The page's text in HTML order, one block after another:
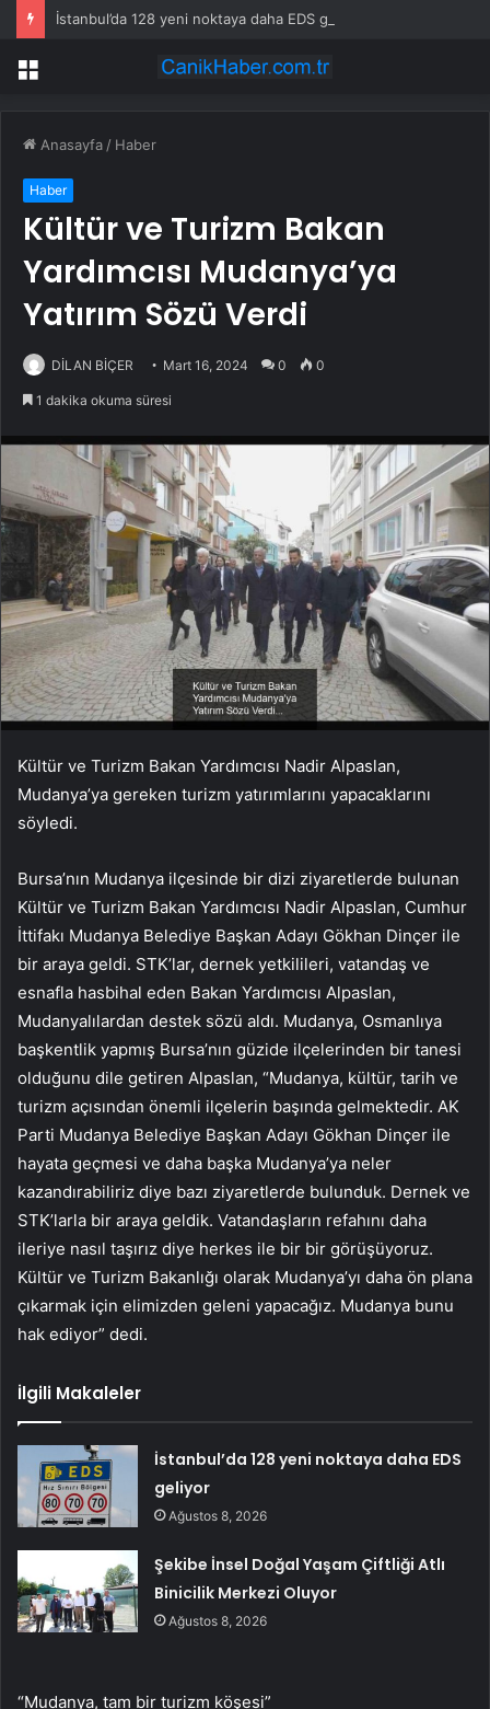
İstanbul’da 128 yeni noktaya daha EDS geliyor
Menü
Anasayfa / Haber
Haber
Kültür ve Turizm Bakan
Yardımcısı Mudanya’ya
Yatırım Sözü Verdi
DİLAN BİÇER Mart 16, 2024 0 0
1 dakika okuma süresi
Kültür ve Turizm Bakan Yardımcısı Nadir Alpaslan,
Mudanya’ya gereken turizm yatırımlarını yapacaklarını
söyledi.
Bursa’nın Mudanya ilçesinde bir dizi ziyaretlerde bulunan
Kültür ve Turizm Bakan Yardımcısı Nadir Alpaslan, Cumhur
İttifakı Mudanya Belediye Başkan Adayı Gökhan Dinçer ile
bir araya geldi. STK’lar, dernek yetkilileri, vatandaş ve
esnafla hasbihal eden Bakan Yardımcısı Alpaslan,
Mudanyalılardan destek sözü aldı. Mudanya, Osmanlıya
başkentlik yapmış Bursa’nın güzide ilçelerinden bir tanesi
olduğunu dile getiren Alpaslan, “Mudanya, kültür, tarih ve
turizm açısından önemli ilçelerin başında gelmektedir. AK
Parti Mudanya Belediye Başkan Adayı Gökhan Dinçer ile
hayata geçmesi ve daha başka Mudanya’ya neler
kazandırabiliriz diye bazı ziyaretlerde bulunduk. Dernek ve
STK’larla bir araya geldik. Vatandaşların refahını daha
ileriye nasıl taşırız diye herkes ile bir bir görüşüyoruz.
Kültür ve Turizm Bakanlığı olarak Mudanya’yı daha ön plana
çıkarmak için elimizden geleni yapacağız. Mudanya bunu
hak ediyor” dedi.
İlgili Makaleler
İstanbul’da 128 yeni noktaya daha EDS
geliyor
Ağustos 8, 2026
Şekibe İnsel Doğal Yaşam Çiftliği Atlı
Binicilik Merkezi Oluyor
Ağustos 8, 2026
“Mudanya, tam bir turizm köşesi”